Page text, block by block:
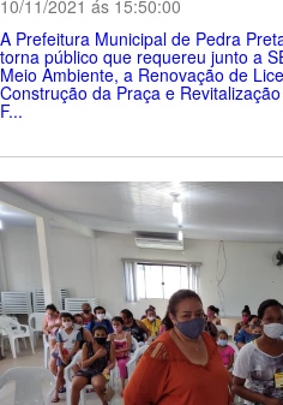
10/11/2021 ás 15:50:00
A Prefeitura Municipal de Pedra
torna público que requereu junto a
Meio Ambiente, a Renovação de
Construção da Praça e
F...